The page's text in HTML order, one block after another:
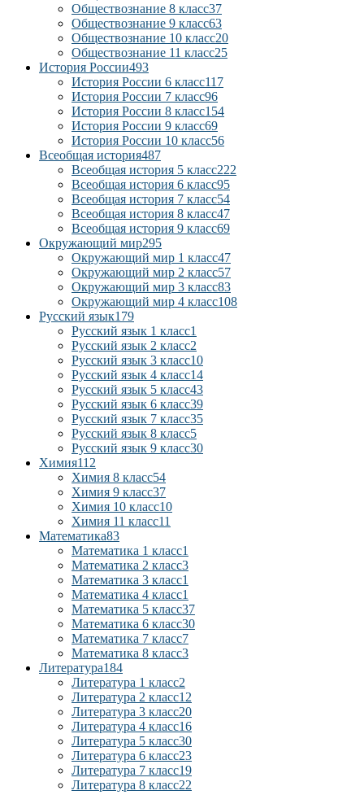
Обществознание 8 класс37
Обществознание 9 класс63
Обществознание 10 класс20
Обществознание 11 класс25
История России493
История России 6 класс117
История России 7 класс96
История России 8 класс154
История России 9 класс69
История России 10 класс56
Всеобщая история487
Всеобщая история 5 класс222
Всеобщая история 6 класс95
Всеобщая история 7 класс54
Всеобщая история 8 класс47
Всеобщая история 9 класс69
Окружающий мир295
Окружающий мир 1 класс47
Окружающий мир 2 класс57
Окружающий мир 3 класс83
Окружающий мир 4 класс108
Русский язык179
Русский язык 1 класс1
Русский язык 2 класс2
Русский язык 3 класс10
Русский язык 4 класс14
Русский язык 5 класс43
Русский язык 6 класс39
Русский язык 7 класс35
Русский язык 8 класс5
Русский язык 9 класс30
Химия112
Химия 8 класс54
Химия 9 класс37
Химия 10 класс10
Химия 11 класс11
Математика83
Математика 1 класс1
Математика 2 класс3
Математика 3 класс1
Математика 4 класс1
Математика 5 класс37
Математика 6 класс30
Математика 7 класс7
Математика 8 класс3
Литература184
Литература 1 класс2
Литература 2 класс12
Литература 3 класс20
Литература 4 класс16
Литература 5 класс30
Литература 6 класс23
Литература 7 класс19
Литература 8 класс22